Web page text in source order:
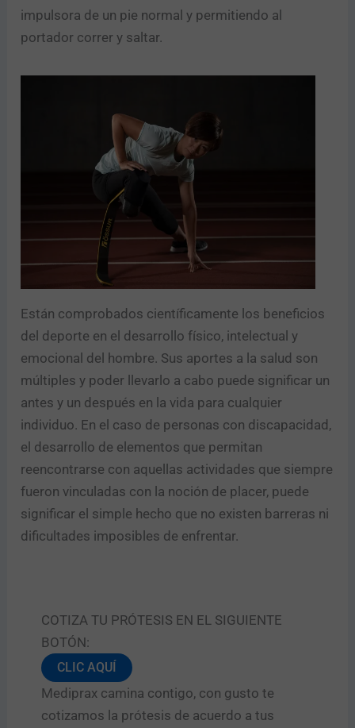
impulsora de un pie normal y permitiendo al
portador correr y saltar.
Están comprobados científicamente los beneficios
del deporte en el desarrollo físico, intelectual y
emocional del hombre. Sus aportes a la salud son
múltiples y poder llevarlo a cabo puede significar un
antes y un después en la vida para cualquier
individuo. En el caso de personas con discapacidad,
el desarrollo de elementos que permitan
reencontrarse con aquellas actividades que siempre
fueron vinculadas con la noción de placer, puede
significar el simple hecho que no existen barreras ni
dificultades imposibles de enfrentar.
COTIZA TU PRÓTESIS EN EL SIGUIENTE
BOTÓN:
CLIC AQUÍ
Mediprax camina contigo, con gusto te
cotizamos la prótesis de acuerdo a tus
o
?
N